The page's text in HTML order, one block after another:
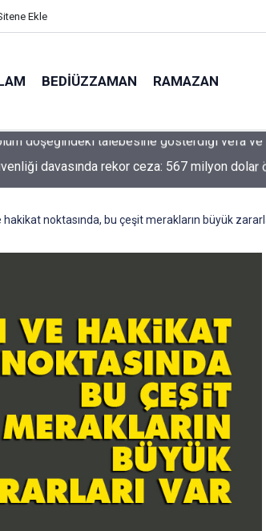
Ekle
BEDIÜZZAMAN RAMAZAN
davasında rekor ceza: 567 milyon dolar
noktasında, bu çeşit merakların büyük